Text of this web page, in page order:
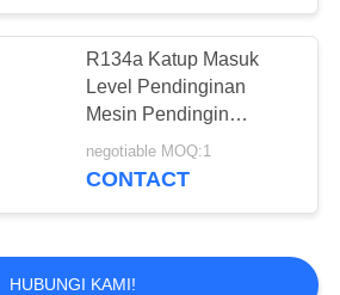
R134a Katup Masuk
Level Pendinginan
Mesin Pendingin
Otomotif
negotiable MOQ:1
CONTACT
HUBUNGI KAMI!